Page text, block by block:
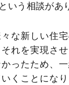
いう相談があ
な新しい住
れを実現さ
ったため、
くことにな